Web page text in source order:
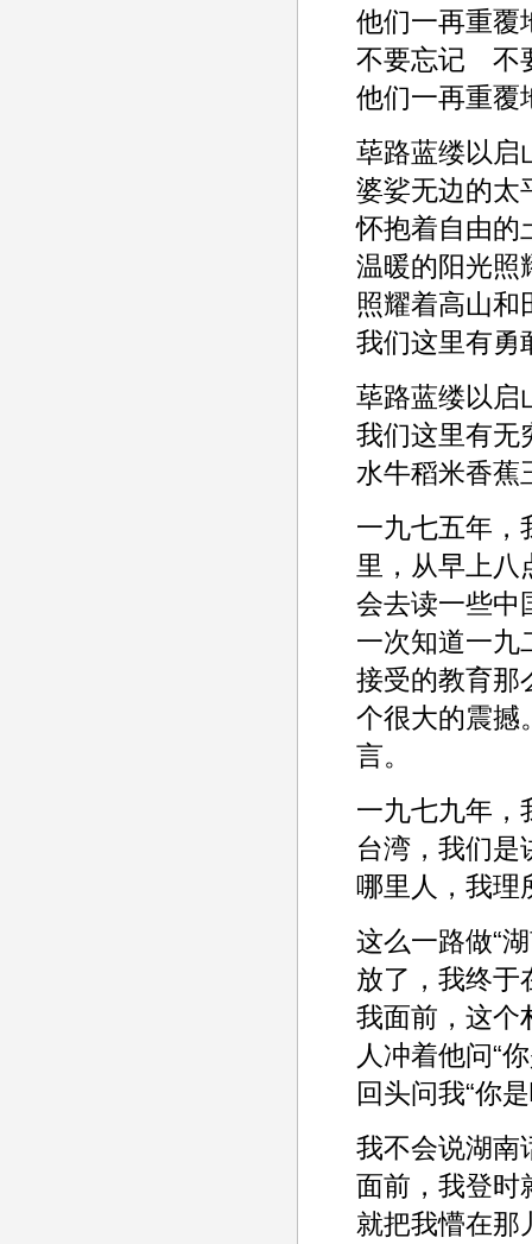
他们一再重覆
不要忘记 不
他们一再重覆
荜路蓝缕以启
婆娑无边的太
怀抱着自由的
温暖的阳光照
照耀着高山和
我们这里有勇
荜路蓝缕以启
我们这里有无
水牛稻米香蕉
一九七五年，
里，从早上八
会去读一些中
一次知道一九
接受的教育那
个很大的震撼
言。
一九七九年，
台湾，我们是
哪里人，我理
这么一路做“
放了，我终于
我面前，这个
人冲着他问“
回头问我“你
我不会说湖南
面前，我登时
就把我懵在